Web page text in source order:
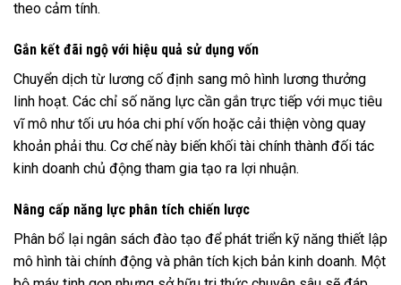
theo cảm tính.
Gắn kết đãi ngộ với hiệu quả sử dụng vốn
Chuyển dịch từ lương cố định sang mô hình lương thưởng
linh hoạt. Các chỉ số năng lực cần gắn trực tiếp với mục tiêu
vĩ mô như tối ưu hóa chi phí vốn hoặc cải thiện vòng quay
khoản phải thu. Cơ chế này biến khối tài chính thành đối tác
kinh doanh chủ động tham gia tạo ra lợi nhuận.
Nâng cấp năng lực phân tích chiến lược
Phân bổ lại ngân sách đào tạo để phát triển kỹ năng thiết lập
mô hình tài chính động và phân tích kịch bản kinh doanh. Một